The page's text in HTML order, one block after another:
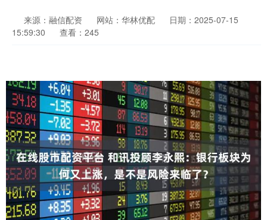
来源：融信配资 网站：华林优配
日期：2025-07-15
15:59:30
查看：245